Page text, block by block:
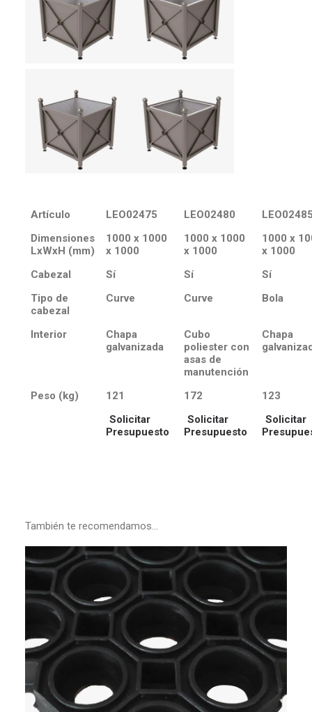
Artículo LEO02475 LEO02480
Dimensiones
LxWxH (mm)
1000 x 1000
x 1000
1000 x 1000
x 1000
1000 x
x 1000
Cabezal
Sí Sí
Sí
Tipo de
cabezal
Curve Curve Bola
Interior
Chapa
galvanizada
Cubo
poliester con
asas de
manutención
Chapa
Peso (kg) 121 172
123
Solicitar
Presupuesto
Solicitar
Presupuesto
Solicitar
También te recomendamos…